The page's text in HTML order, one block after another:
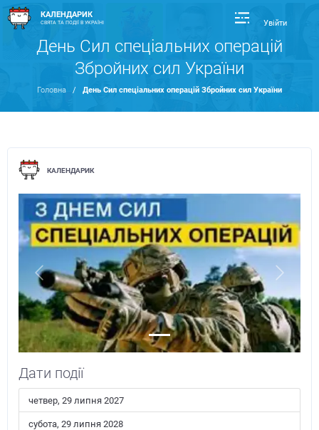
КАЛЕНДАРИК
СВЯТА ТА ПОДІЇ В УКРАЇНІ Увійти
День Сил спеціальних операцій
Збройних сил України
Головна / День Сил спеціальних операцій Збройних сил України
КАЛЕНДАРИК
Previous Next
Дати події
четвер, 29 липня 2027
субота, 29 липня 2028